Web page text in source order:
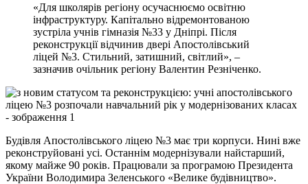
«Для школярів регіону осучаснюємо освітню
інфраструктуру. Капітально відремонтованою
зустріла учнів гімназія №33 у Дніпрі. Після
реконструкції відчинив двері Апостолівський
ліцей №3. Стильний, затишний, світлий», –
зазначив очільник регіону Валентин Резніченко.
Будівля Апостолівського ліцею №3 має три корпуси. Нині вже
реконструйовані усі. Останнім модернізували найстарший,
якому майже 90 років. Працювали за програмою Президента
України Володимира Зеленського «Велике будівництво».